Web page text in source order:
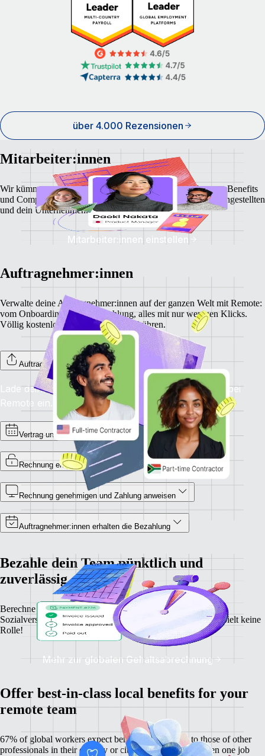
über 4.000 Rezensionen
Mitarbeiter:innen
Wir kümmern uns um lokale Gehaltsabrechnungen, Steuern, Benefits
und Compliance und bieten maximale Sicherheit für deine Angestellten
und dein Unternehmen.
Mitarbeiter:innen einstellen
Auftragnehmer:innen
Verwalte deine Auftragnehmer:innen auf der ganzen Welt mit Remote:
vom Onboarding bis zur Bezahlung, alles mit nur wenigen Klicks.
Völlig kostenlos, ohne versteckte Gebühren.
Auftragnehmer:innen onboarden
Lade deine Auftragnehmer:innen zum Onboarding bei
Remote ein.
Vertrag unterzeichnen
Rechnung empfangen
Rechnung genehmigen und Zahlung anweisen
Auftragnehmer:innen erhalten die Bezahlung
Bezahle dein Team pünktlich und
zuverlässig
Berechne ganz einfach Gehälter, Steuerabzüge und
Sozialversicherungsbeiträge – wo deine Angestellte leben, spielt keine
Rolle!
Mehr zur globalen Gehaltsabrechnung
Offer best-in-class local benefits for your
remote team
67% of global workers expect benefits comparable to those of other
professionals in their country or city, and 60% have chosen one job